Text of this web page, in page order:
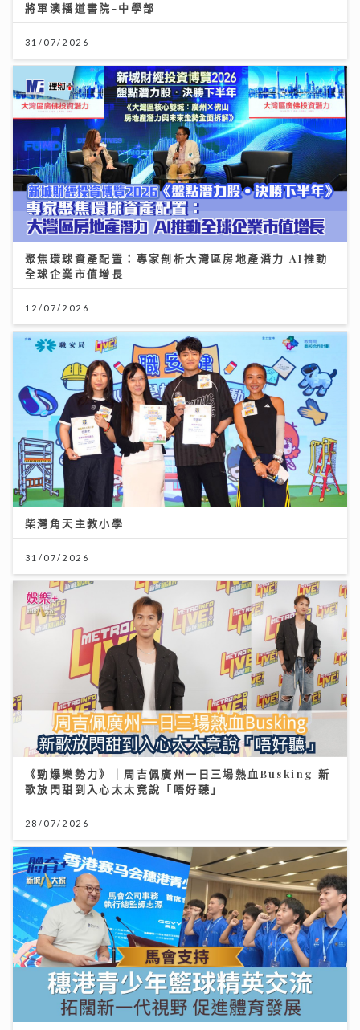
將軍澳播道書院-中學部
31/07/2026
聚焦環球資產配置：專家剖析大灣區房地產潛力 AI推動
全球企業市值增長
12/07/2026
柴灣角天主教小學
31/07/2026
《勁爆樂勢力》｜周吉佩廣州一日三場熱血Busking 新
歌放閃甜到入心太太竟說「唔好聽」
28/07/2026